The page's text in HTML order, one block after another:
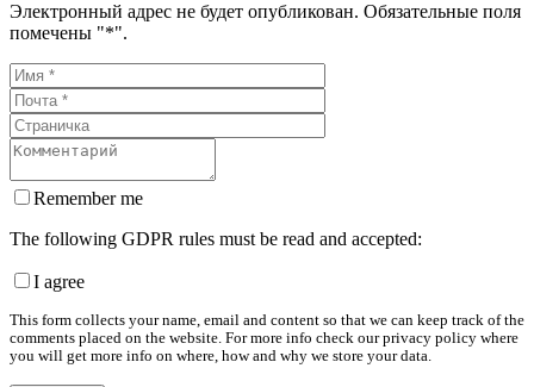
Электронный адрес не будет опубликован. Обязательные поля
помечены "*".
Remember me
The following GDPR rules must be read and accepted:
I agree
This form collects your name, email and content so that we can keep track of the
comments placed on the website. For more info check our privacy policy where
you will get more info on where, how and why we store your data.